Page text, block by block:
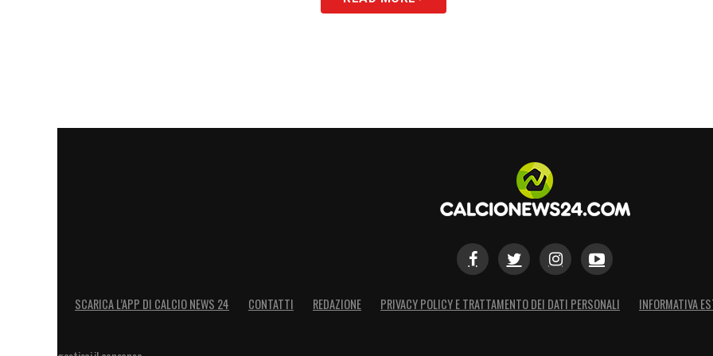
SCARICA L’APP DI CALCIO NEWS 24 CONTATTI REDAZIONE PRIVACY POLICY E TRATTAMENTO DEI DATI PERSONALI INFORMATIVA